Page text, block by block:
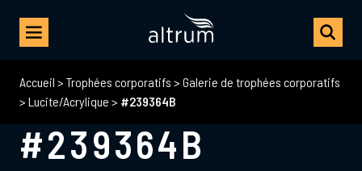
Accueil > Trophées corporatifs > Galerie de trophées corporatifs
> Lucite/Acrylique > #239364B
#239364B